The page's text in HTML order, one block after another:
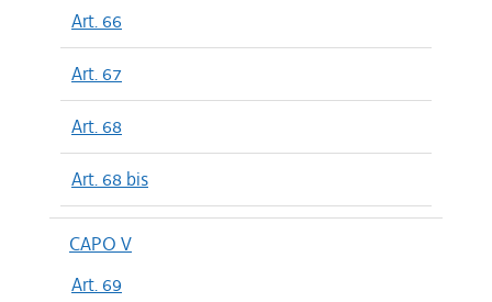
Art. 66
Art. 67
Art. 68
Art. 68 bis
CAPO V
Art. 69